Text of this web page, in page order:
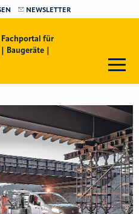
NEWSLETTER
Fachportal für
Baugeräte |